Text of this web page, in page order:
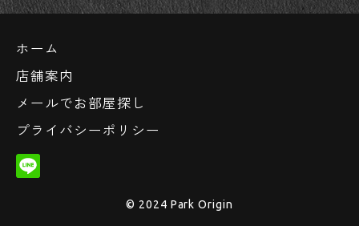
ホーム
店舗案内
メールでお部屋探し
プライバシーポリシー
© 2024 Park Origin